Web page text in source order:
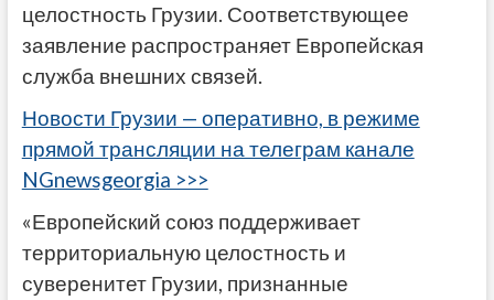
целостность Грузии. Соответствующее
заявление распространяет Европейская
служба внешних связей.
Новости Грузии — оперативно, в режиме
прямой трансляции на телеграм канале
NGnewsgeorgia >>>
«Европейский союз поддерживает
территориальную целостность и
суверенитет Грузии, признанные